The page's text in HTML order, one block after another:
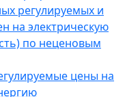
регулируемых и
на электрическую
по неценовым
цены на